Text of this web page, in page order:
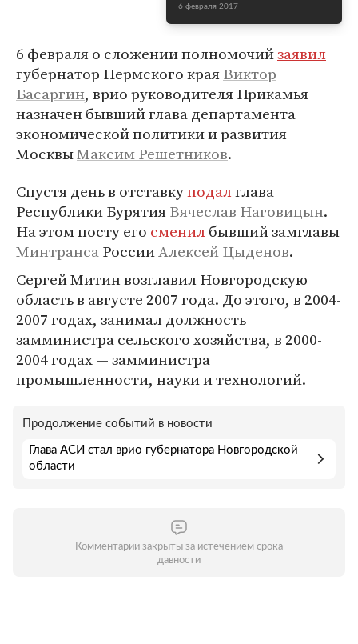
6 февраля 2017
6 февраля о сложении полномочийзаявил
губернатор Пермского краяВиктор
Басаргин, врио руководителя Прикамья
назначен бывший глава департамента
экономической политики и развития
МосквыМаксим Решетников.
Спустя день в отставкуподалглава
Республики БурятияВячеслав Наговицын.
На этом посту его сменилбывший замглавы
МинтрансаРоссииАлексей Цыденов.
Сергей Митин возглавил Новгородскую
область в августе 2007 года. До этого, в 2004-
2007 годах, занимал должность
замминистра сельского хозяйства, в 2000-
2004 годах — замминистра
промышленности, науки и технологий.
Продолжение событий в новости
Глава АСИ стал врио губернатора Новгородской
области
Комментарии закрыты за истечением срока
давности